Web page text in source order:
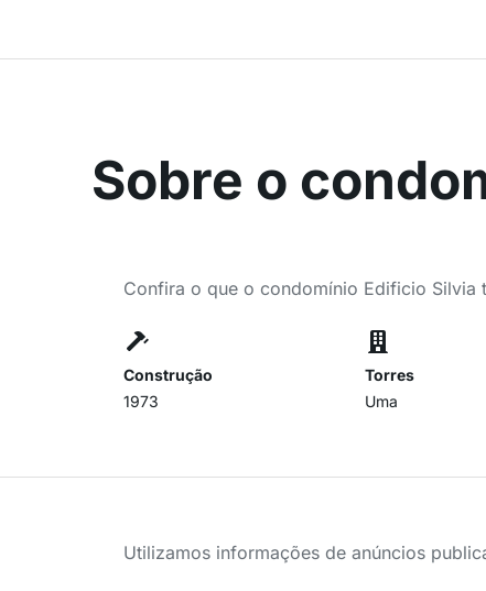
Sobre o
Confira o que o condomínio Edificio Silvia
Construção
1973
Torres
Uma
Utilizamos informações de anúncios